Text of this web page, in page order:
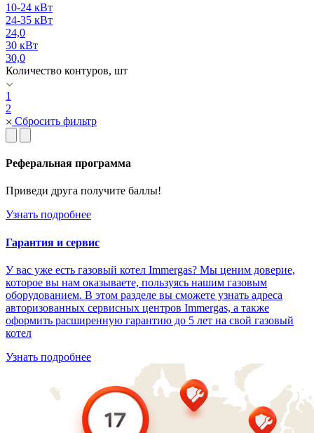
10-24 кВт
24-35 кВт
24,0
30 кВт
30,0
Количество контуров, шт
1
2
Сбросить фильтр
Реферальная программа
Приведи друга получите баллы!
Узнать подробнее
Гарантия и сервис
У вас уже есть газовый котел Immergas? Мы ценим доверие,
которое вы нам оказываете, пользуясь нашим газовым
оборудованием. В этом разделе вы сможете узнать адреса
авторизованных сервисных центров Immergas, а также
оформить расширенную гарантию до 5 лет на свой газовый
котел
Узнать подробнее